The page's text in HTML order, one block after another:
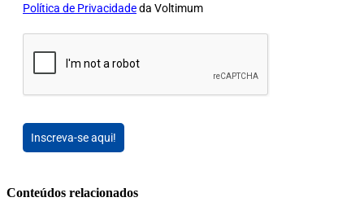
Política de Privacidadeda Voltimum
Inscreva-se aqui!
Conteúdos relacionados